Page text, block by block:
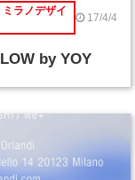
ミラノデザイ
17/4/4
by YOY